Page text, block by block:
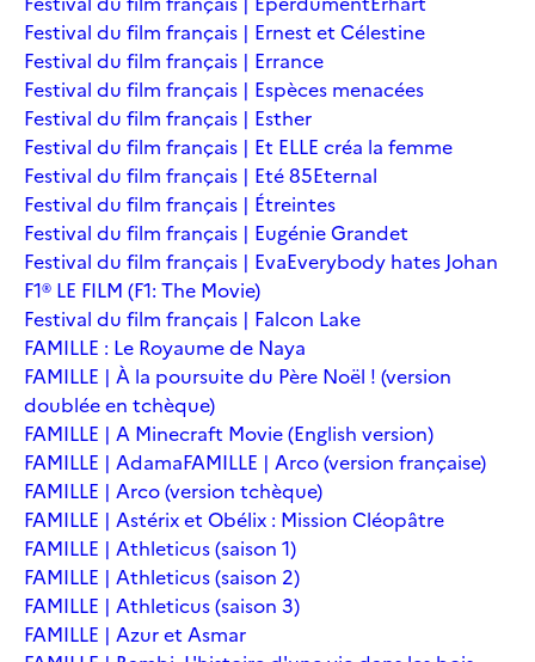
Festival du film français | Ernest et Célestine
Festival du film français | Errance
Festival du film français | Espèces menacées
Festival du film français | Esther
Festival du film français | Et ELLE créa la femme
Festival du film français | Eté 85Eternal
Festival du film français | Étreintes
Festival du film français | Eugénie Grandet
Festival du film français | EvaEverybody hates Johan
F1® LE FILM (F1: The Movie)
Festival du film français | Falcon Lake
FAMILLE : Le Royaume de Naya
FAMILLE | À la poursuite du Père Noël ! (version
doublée en tchèque)
FAMILLE | A Minecraft Movie (English version)
FAMILLE | AdamaFAMILLE | Arco (version française)
FAMILLE | Arco (version tchèque)
FAMILLE | Astérix et Obélix : Mission Cléopâtre
FAMILLE | Athleticus (saison 1)
FAMILLE | Athleticus (saison 2)
FAMILLE | Athleticus (saison 3)
FAMILLE | Azur et Asmar